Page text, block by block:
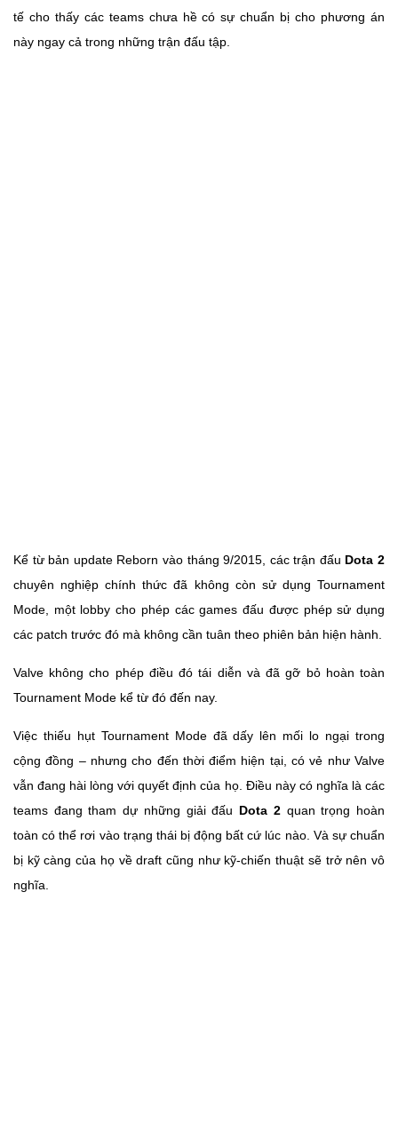
tế cho thấy các teams chưa hề có sự chuẩn bị cho phương án
này ngay cả trong những trận đấu tập.
Kể từ bản update Reborn vào tháng 9/2015, các trận đấu Dota 2
chuyên nghiệp chính thức đã không còn sử dụng Tournament
Mode, một lobby cho phép các games đấu được phép sử dụng
các patch trước đó mà không cần tuân theo phiên bản hiện hành.
Valve không cho phép điều đó tái diễn và đã gỡ bỏ hoàn toàn
Tournament Mode kể từ đó đến nay.
Việc thiếu hụt Tournament Mode đã dấy lên mối lo ngại trong
cộng đồng – nhưng cho đến thời điểm hiện tại, có vẻ như Valve
vẫn đang hài lòng với quyết định của họ. Điều này có nghĩa là các
teams đang tham dự những giải đấu Dota 2quan trọng hoàn
toàn có thể rơi vào trạng thái bị động bất cứ lúc nào. Và sự chuẩn
bị kỹ càng của họ về draft cũng như kỹ-chiến thuật sẽ trở nên vô
nghĩa.